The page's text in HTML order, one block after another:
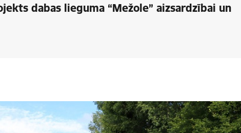
dabas lieguma “Mežole” aizsardzībai un